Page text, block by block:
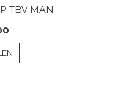
TBV MAN